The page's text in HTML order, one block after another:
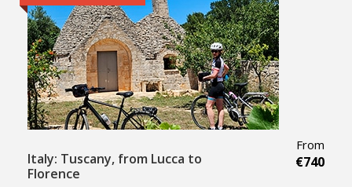
Italy: Tuscany, from Lucca to
Florence
From
€740